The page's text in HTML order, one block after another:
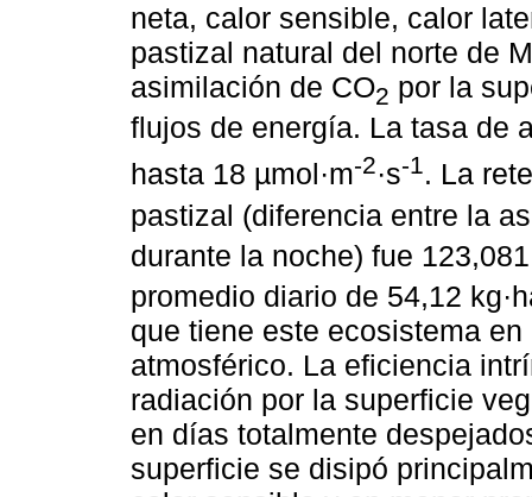
neta, calor sensible, calor
pastizal natural del norte de
asimilación de CO2 por la
flujos de energía. La tasa de
hasta 18 µmol·m-2·s-1. La
pastizal (diferencia entre la
durante la noche) fue
promedio diario de 54,12
que tiene este ecosistema
atmosférico. La eficiencia
radiación por la superficie
en días totalmente
superficie se disipó